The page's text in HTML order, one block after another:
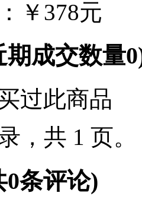
￥378元
期成交数量0
过此商品
，共 1 页。
0条评论)